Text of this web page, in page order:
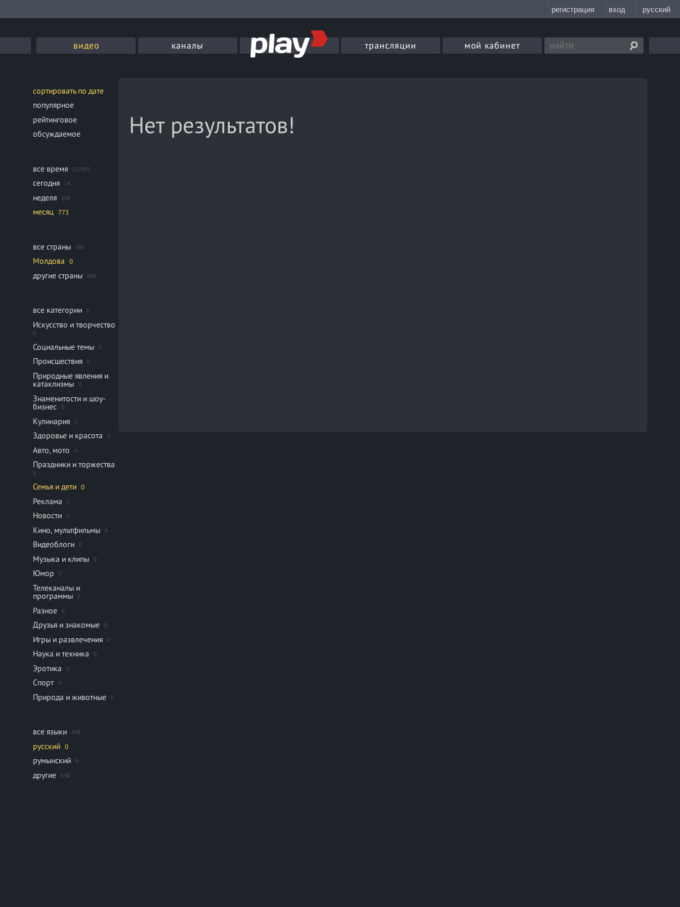
видео каналы трансляции мой кабинет
сортировать по дате
популярное
рейтинговое
обсуждаемое
все время 311891
сегодня 14
неделя 108
месяц 773
все страны 698
Молдова 0
другие страны 698
все категории 0
Искусство и творчество
0
Социальные темы 0
Происшествия 0
Природные явления и
катаклизмы
0
Знаменитости и шоу-
бизнес
0
Кулинария 0
Здоровье и красота 0
Авто, мото 0
Праздники и торжества
0
Семья и дети 0
Реклама 0
Новости 0
Кино, мультфильмы 0
Видеоблоги 0
Музыка и клипы 0
Юмор 0
Телеканалы и
программы
0
Разное 0
Друзья и знакомые 0
Игры и развлечения 0
Наука и техника 0
Эротика 0
Спорт 0
Природа и животные 0
все языки 698
русский 0
румынский 0
другие 698
Нет результатов!